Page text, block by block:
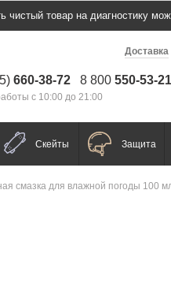
чистый товар на диагностику
Доставка
660-38-72 8 800 550-53-21
с 10:00 до 21:00
Скейты Защита
смазка для влажной погоды 100